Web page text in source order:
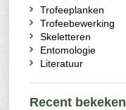
Trofeeplanken
Trofeebewerking
Skeletteren
Entomologie
Literatuur
Recent bekeken